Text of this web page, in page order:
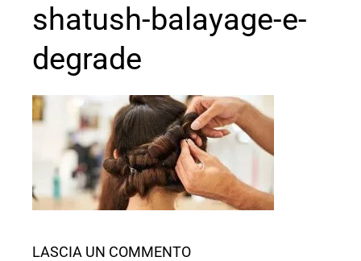
shatush-balayage-e-
degrade
LASCIA UN COMMENTO